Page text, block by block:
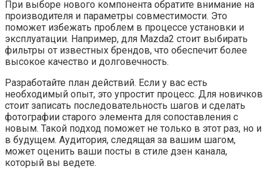
При выборе нового компонента обратите внимание на
производителя и параметры совместимости. Это
поможет избежать проблем в процессе установки и
эксплуатации. Например, для Mazda2 стоит выбирать
фильтры от известных брендов, что обеспечит более
высокое качество и долговечность.
Разработайте план действий. Если у вас есть
необходимый опыт, это упростит процесс. Для новичков
стоит записать последовательность шагов и сделать
фотографии старого элемента для сопоставления с
новым. Такой подход поможет не только в этот раз, но и
в будущем. Аудитория, следящая за вашим шагом,
может оценить ваши посты в стиле дзен канала,
который вы ведете.